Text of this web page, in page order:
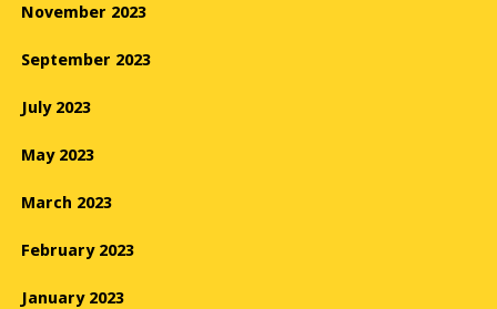
November 2023
September 2023
July 2023
May 2023
March 2023
February 2023
January 2023